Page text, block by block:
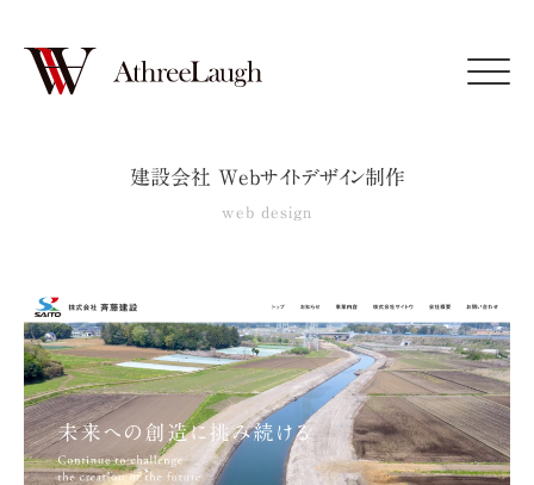
Click
建設会社 Webサイトデザイン制作
web design